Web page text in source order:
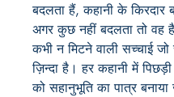
बदलता हैं, कहानी के किरदार
अगर कुछ नहीं बदलता तो वह
कभी न मिटने वाली सच्चाई
ज़िन्दा है। हर कहानी में पिछड़ी
को सहानुभूति का पात्र बनाया